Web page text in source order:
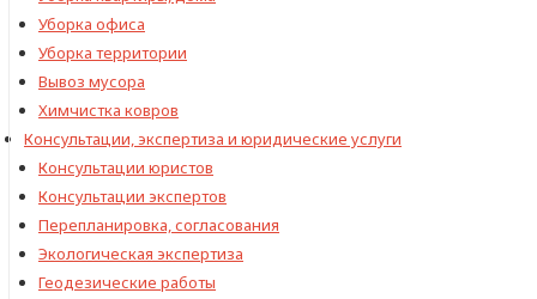
Уборка офиса
Уборка территории
Вывоз мусора
Химчистка ковров
Консультации, экспертиза и юридические услуги
Консультации юристов
Консультации экспертов
Перепланировка, согласования
Экологическая экспертиза
Геодезические работы